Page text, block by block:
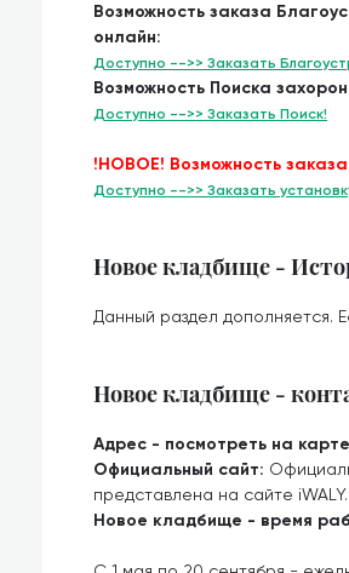
Возможность заказа
онлайн:
Доступно -->> Заказать
Возможность Поиска
Доступно -->> Заказать Поиск!
!НОВОЕ! Возможность
Доступно -->> Заказать
Новое кладбище -
Данный раздел дополняется.
Новое кладбище -
Адрес - посмотреть на
Официальный сайт:
представлена на сайте iWALY.
Новое кладбище - время